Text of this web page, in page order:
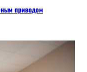
приводом